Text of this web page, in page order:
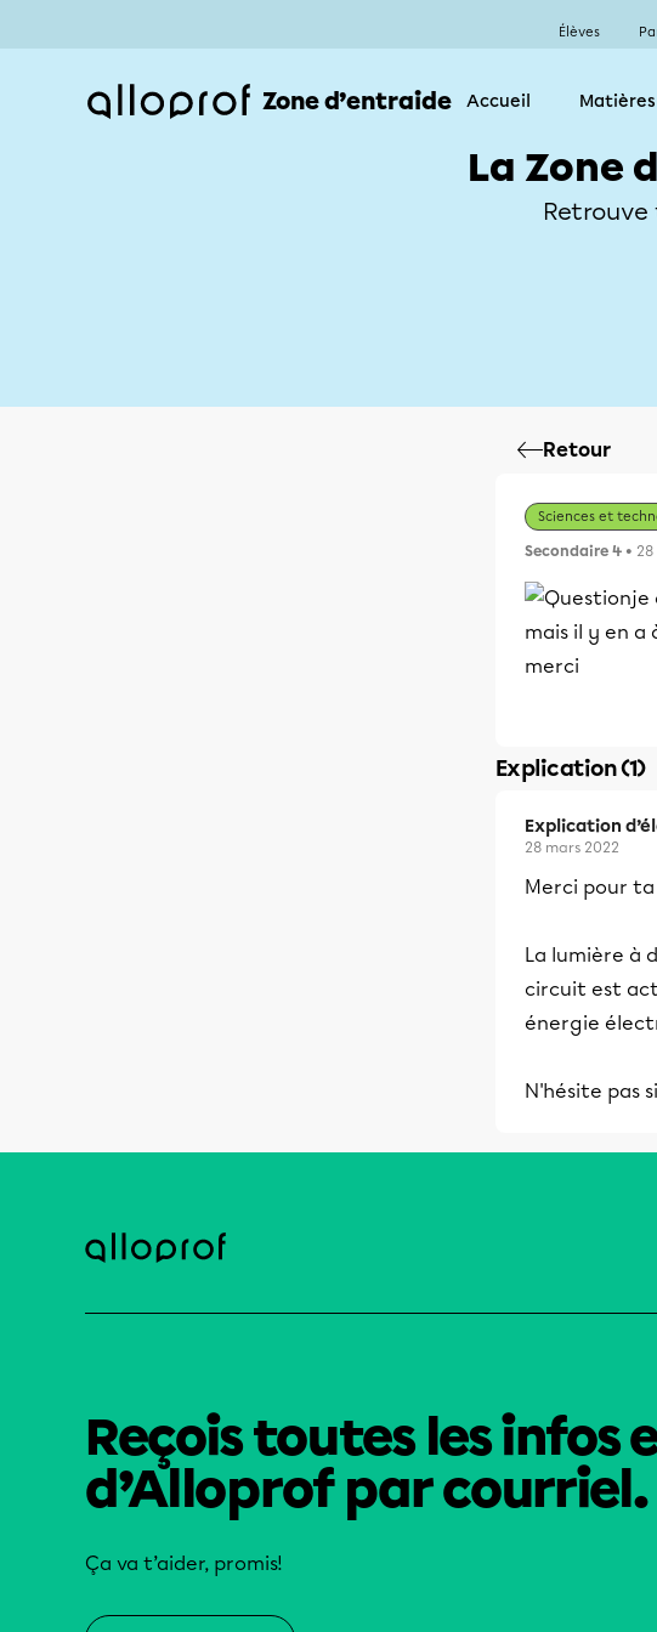
Élèves
Zone d’entraide Accueil Matières
La Zone
Retour
Sciences et
Secondaire 4 •
je
mais il y en a
merci
Explication (1)
Explication
28 mars 2022
Merci pour
La lumière à
circuit est
énergie
N'hésite pas
Reçois toutes les infos
d’Alloprof par courriel.
Ça va t’aider, promis!